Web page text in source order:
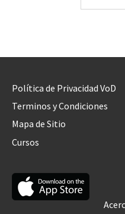
Política de Privacidad VoD
Terminos y Condiciones
Mapa de Sitio
Cursos